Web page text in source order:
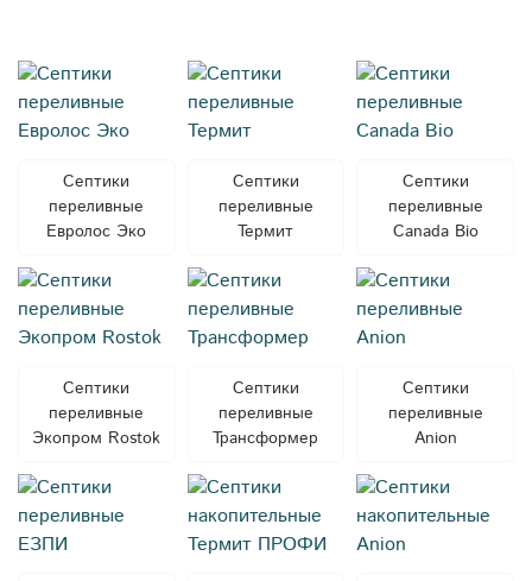
Септики
переливные
Евролос Эко
Септики
переливные
Термит
Септики
переливные
Canada Bio
Септики
переливные
Экопром Rostok
Септики
переливные
Трансформер
Септики
переливные
Anion